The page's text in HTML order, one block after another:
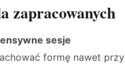
zapracowanych
sesje
formę nawet przy